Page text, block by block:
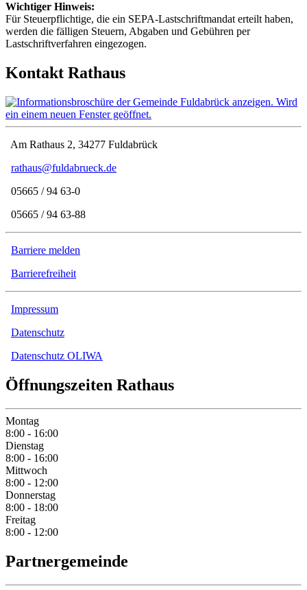
Wichtiger Hinweis:
Für Steuerpflichtige, die ein SEPA-Lastschriftmandat erteilt haben,
werden die fälligen Steuern, Abgaben und Gebühren per
Lastschriftverfahren eingezogen.
Kontakt Rathaus
Am Rathaus 2, 34277 Fuldabrück
rathaus@fuldabrueck.de
05665 / 94 63-0
05665 / 94 63-88
Barriere melden
Barrierefreiheit
Impressum
Datenschutz
Datenschutz OLIWA
Öffnungszeiten Rathaus
Montag
8:00 - 16:00
Dienstag
8:00 - 16:00
Mittwoch
8:00 - 12:00
Donnerstag
8:00 - 18:00
Freitag
8:00 - 12:00
Partnergemeinde